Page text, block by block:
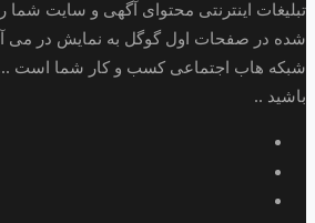
تبلیغات اینترنتی محتوای آگهی و سایت شما
شده در صفحات اول گوگل به نمایش در می
شبکه هاب اجتماعی کسب و کار شما است
باشید ..